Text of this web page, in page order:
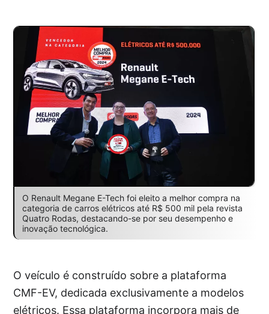
O Renault Megane E-Tech foi eleito a melhor compra na
categoria de carros elétricos até R$ 500 mil pela revista
Quatro Rodas, destacando-se por seu desempenho e
inovação tecnológica.
O veículo é construído sobre a plataforma
CMF-EV, dedicada exclusivamente a modelos
elétricos. Essa plataforma incorpora mais de